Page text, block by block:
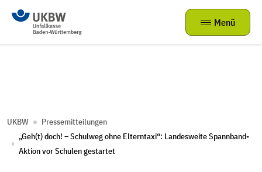
Unfall & Berufskrankheit
Zurück
Unfall melden
Arbeits- & Gesundheitsschutz
Zurück
Unternehmer und Beschäftigte
Zurück
Selbstverwaltung
Zurück
Unfall melden
Menü
UKBW
Pressemitteilungen
„Geh(t) doch! – Schulweg ohne Elterntaxi“: Landesweite Spannband-
Aktion vor Schulen gestartet